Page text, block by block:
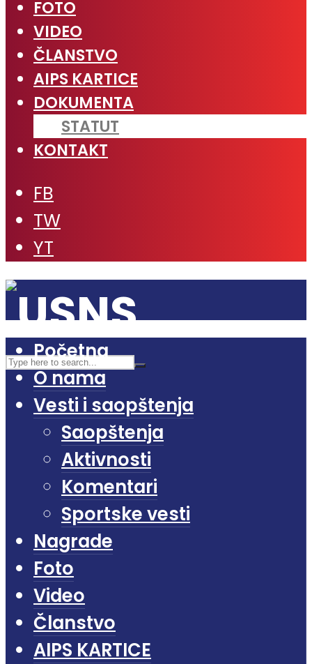
FOTO
VIDEO
ČLANSTVO
AIPS KARTICE
DOKUMENTA
STATUT
KONTAKT
FB
TW
YT
Početna
O nama
Vesti i saopštenja
Saopštenja
Aktivnosti
Komentari
Sportske vesti
Nagrade
Foto
Video
Članstvo
AIPS KARTICE